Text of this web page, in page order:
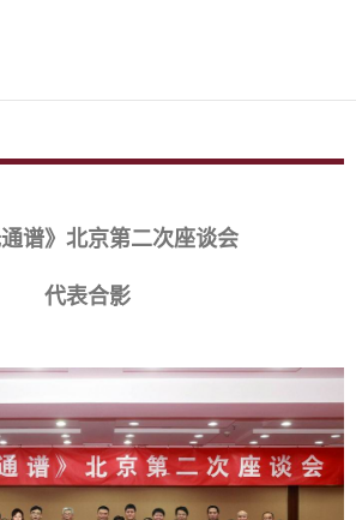
通谱》北京第二次座谈会
代表合影